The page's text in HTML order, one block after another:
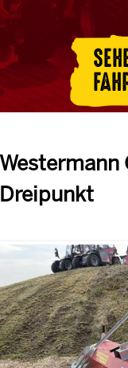
Dreipunkt